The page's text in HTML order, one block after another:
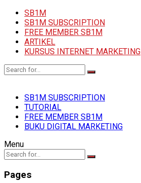
SB1M
SB1M SUBSCRIPTION
FREE MEMBER SB1M
ARTIKEL
KURSUS INTERNET MARKETING
SB1M SUBSCRIPTION
TUTORIAL
FREE MEMBER SB1M
BUKU DIGITAL MARKETING
Menu
Pages